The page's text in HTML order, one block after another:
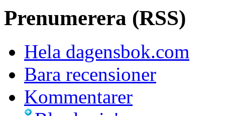
Prenumerera (RSS)
Hela dagensbok.com
Bara recensioner
Kommentarer